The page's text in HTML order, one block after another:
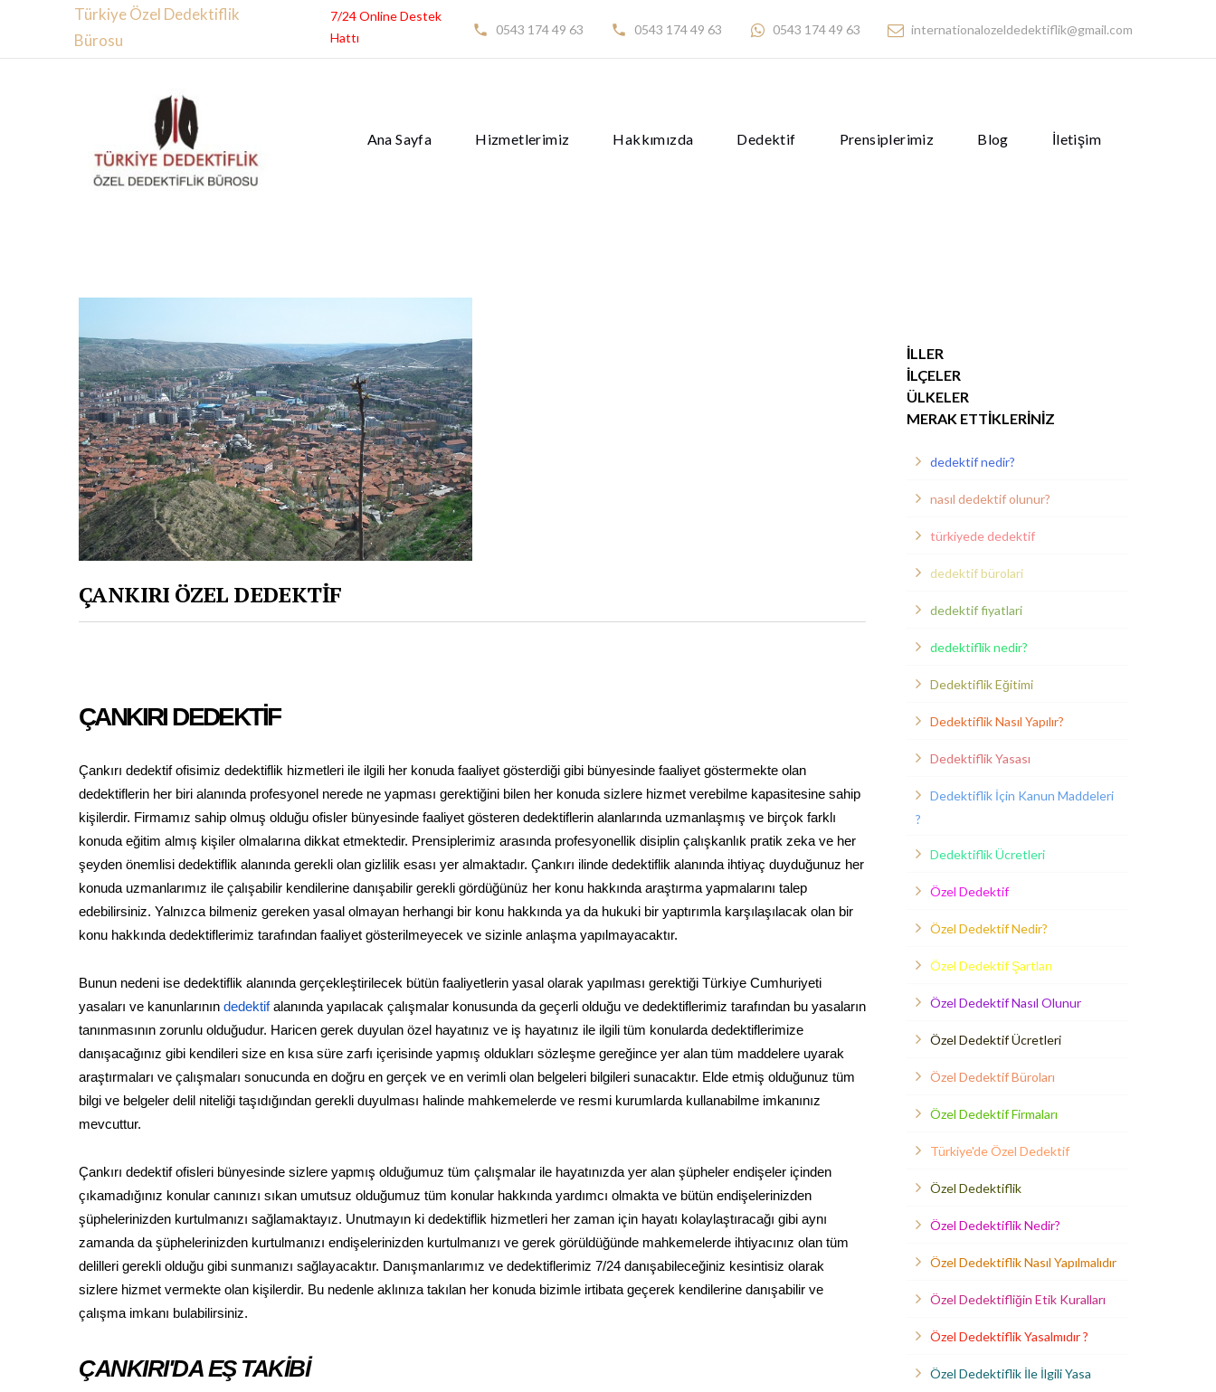
Türkiye Özel Dedektiflik
Bürosu
7/24 Online Destek
Hattı
0543 174 49 63 0543 174 49 63 0543 174 49 63 internationalozeldedektiflik@gmail.com
Ana Sayfa Hizmetlerimiz Hakkımızda Dedektif Prensiplerimiz Blog İletişim
ÇANKIRI ÖZEL DEDEKTİF
ÇANKIRI DEDEKTİF
Çankırı dedektif ofisimiz dedektiflik hizmetleri ile ilgili her konuda faaliyet gösterdiği gibi bünyesinde faaliyet göstermekte olan
dedektiflerin her biri alanında profesyonel nerede ne yapması gerektiğini bilen her konuda sizlere hizmet verebilme kapasitesine sahip
kişilerdir. Firmamız sahip olmuş olduğu ofisler bünyesinde faaliyet gösteren dedektiflerin alanlarında uzmanlaşmış ve birçok farklı
konuda eğitim almış kişiler olmalarına dikkat etmektedir. Prensiplerimiz arasında profesyonellik disiplin çalışkanlık pratik zeka ve her
şeyden önemlisi dedektiflik alanında gerekli olan gizlilik esası yer almaktadır. Çankırı ilinde dedektiflik alanında ihtiyaç duyduğunuz her
konuda uzmanlarımız ile çalışabilir kendilerine danışabilir gerekli gördüğünüz her konu hakkında araştırma yapmalarını talep
edebilirsiniz. Yalnızca bilmeniz gereken yasal olmayan herhangi bir konu hakkında ya da hukuki bir yaptırımla karşılaşılacak olan bir
konu hakkında dedektiflerimiz tarafından faaliyet gösterilmeyecek ve sizinle anlaşma yapılmayacaktır.
Bunun nedeni ise dedektiflik alanında gerçekleştirilecek bütün faaliyetlerin yasal olarak yapılması gerektiği Türkiye Cumhuriyeti
yasaları ve kanunlarının dedektifalanında yapılacak çalışmalar konusunda da geçerli olduğu ve dedektiflerimiz tarafından bu yasaların
tanınmasının zorunlu olduğudur. Haricen gerek duyulan özel hayatınız ve iş hayatınız ile ilgili tüm konularda dedektiflerimize
danışacağınız gibi kendileri size en kısa süre zarfı içerisinde yapmış oldukları sözleşme gereğince yer alan tüm maddelere uyarak
araştırmaları ve çalışmaları sonucunda en doğru en gerçek ve en verimli olan belgeleri bilgileri sunacaktır. Elde etmiş olduğunuz tüm
bilgi ve belgeler delil niteliği taşıdığından gerekli duyulması halinde mahkemelerde ve resmi kurumlarda kullanabilme imkanınız
mevcuttur.
Çankırı dedektif ofisleri bünyesinde sizlere yapmış olduğumuz tüm çalışmalar ile hayatınızda yer alan şüpheler endişeler içinden
çıkamadığınız konular canınızı sıkan umutsuz olduğumuz tüm konular hakkında yardımcı olmakta ve bütün endişelerinizden
şüphelerinizden kurtulmanızı sağlamaktayız. Unutmayın ki dedektiflik hizmetleri her zaman için hayatı kolaylaştıracağı gibi aynı
zamanda da şüphelerinizden kurtulmanızı endişelerinizden kurtulmanızı ve gerek görüldüğünde mahkemelerde ihtiyacınız olan tüm
delilleri gerekli olduğu gibi sunmanızı sağlayacaktır. Danışmanlarımız ve dedektiflerimiz 7/24 danışabileceğiniz kesintisiz olarak
sizlere hizmet vermekte olan kişilerdir. Bu nedenle aklınıza takılan her konuda bizimle irtibata geçerek kendilerine danışabilir ve
çalışma imkanı bulabilirsiniz.
ÇANKIRI'DA EŞ TAKİBİ
İLLER
İLÇELER
ÜLKELER
MERAK ETTIKLERINIZ
dedektif nedir?
nasıl dedektif olunur?
türkiyede dedektif
dedektif bürolari
dedektif fiyatlari
dedektiflik nedir?
Dedektiflik Eğitimi
Dedektiflik Nasıl Yapılır?
Dedektiflik Yasası
Dedektiflik İçin Kanun Maddeleri
?
Dedektiflik Ücretleri
Özel Dedektif
Özel Dedektif Nedir?
Özel Dedektif Şartları
Özel Dedektif Nasıl Olunur
Özel Dedektif Ücretleri
Özel Dedektif Büroları
Özel Dedektif Firmaları
Türkiye'de Özel Dedektif
Özel Dedektiflik
Özel Dedektiflik Nedir?
Özel Dedektiflik Nasıl Yapılmalıdır
Özel Dedektifliğin Etik Kuralları
Özel Dedektiflik Yasalmıdır ?
Özel Dedektiflik İle İlgili Yasa